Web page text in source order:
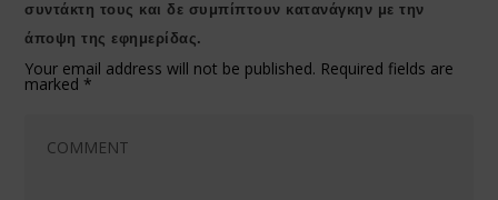
συντάκτη τους και δε συμπίπτουν κατανάγκην με την
άποψη της εφημερίδας.
Your email address will not be published. Required fields are
marked *